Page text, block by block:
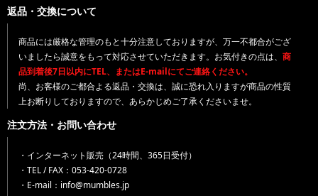
返品・交換について
商品には厳格な管理のもと十分注意しておりますが、万一不都合がござ
いましたら誠意をもって対応させていただきます。お気付きの点は、 商
品到着後7日以内にTEL、またはE-mailにてご連絡ください。
尚、お客様のご都合よる返品・交換は、誠に恐れ入りますが商品の性質
上お断りしておりますので、あらかじめご了承くださいませ。
注文方法・お問い合わせ
・インターネット販売（24時間、365日受付）
・TEL / FAX：053-420-0728
・E-mail：info@mumbles.jp